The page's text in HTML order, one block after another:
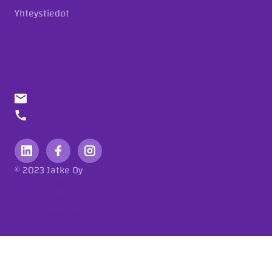
Yhteystiedot
© 2023 Jatke Oy